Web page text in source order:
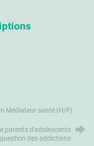
Médiateur santé (H/F)
parents d'adolescents
des addictions